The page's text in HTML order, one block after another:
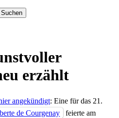
erzählt
angekündigt: Eine für das 21.
de Courgenay
feierte am